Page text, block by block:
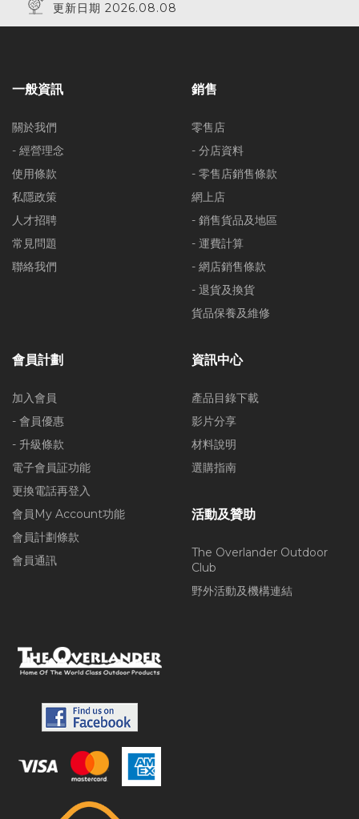
更新日期 2026.08.08
一般資訊
關於我們
- 經營理念
使用條款
私隱政策
人才招聘
常見問題
聯絡我們
銷售
零售店
- 分店資料
- 零售店銷售條款
網上店
- 銷售貨品及地區
- 運費計算
- 網店銷售條款
- 退貨及換貨
貨品保養及維修
會員計劃
加入會員
- 會員優惠
- 升級條款
電子會員証功能
更換電話再登入
會員My Account功能
會員計劃條款
會員通訊
資訊中心
產品目錄下載
影片分享
材料說明
選購指南
活動及贊助
The Overlander Outdoor
Club
野外活動及機構連結